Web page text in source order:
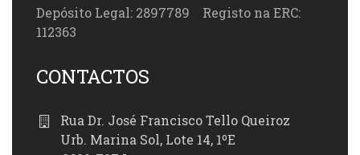
Depósito Legal: 2897789 Registo na ERC:
112363
CONTACTOS
Rua Dr. José Francisco Tello Queiroz
Urb. Marina Sol, Lote 14, 1ºE